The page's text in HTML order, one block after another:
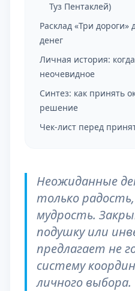
Туз Пентаклей)
Расклад «Три
денег
Личная история:
неочевидное
Синтез: как принять
решение
Чек-лист перед
Неожиданные
только
мудрость.
подушку или
предлагает не
систему
личного выбора.